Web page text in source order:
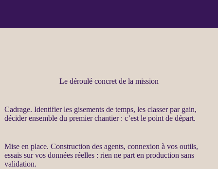
Le déroulé concret de la mission
Cadrage. Identifier les gisements de temps, les classer par gain,
décider ensemble du premier chantier : c’est le point de départ.
Mise en place. Construction des agents, connexion à vos outils,
essais sur vos donnéesréelles : rien ne part en production sans
validation.